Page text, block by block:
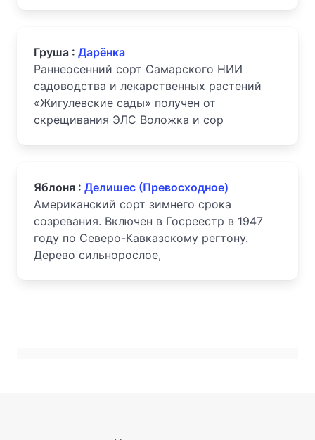
Груша : Дарёнка
Раннеосенний сорт Самарского НИИ
садоводства и лекарственных растений
«Жигулевские сады» получен от
скрещивания ЭЛС Воложка и сор
Яблоня : Делишес (Превосходное)
Американский сорт зимнего срока
созревания. Включен в Госреестр в 1947
году по Северо-Кавказскому регтону.
Дерево сильнорослое,